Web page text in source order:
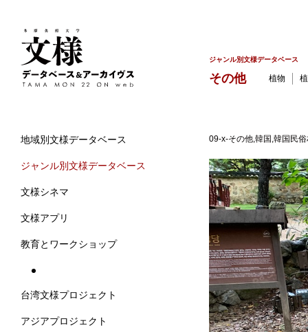
地域別文様データベース
ジャンル別文様データベース
文様シネマ
文様アプリ
教育とワークショップ
台湾文様プロジェクト
アジアプロジェクト
ジャンル別文様データベース
その他 植物
09-x-その他,韓国,韓国